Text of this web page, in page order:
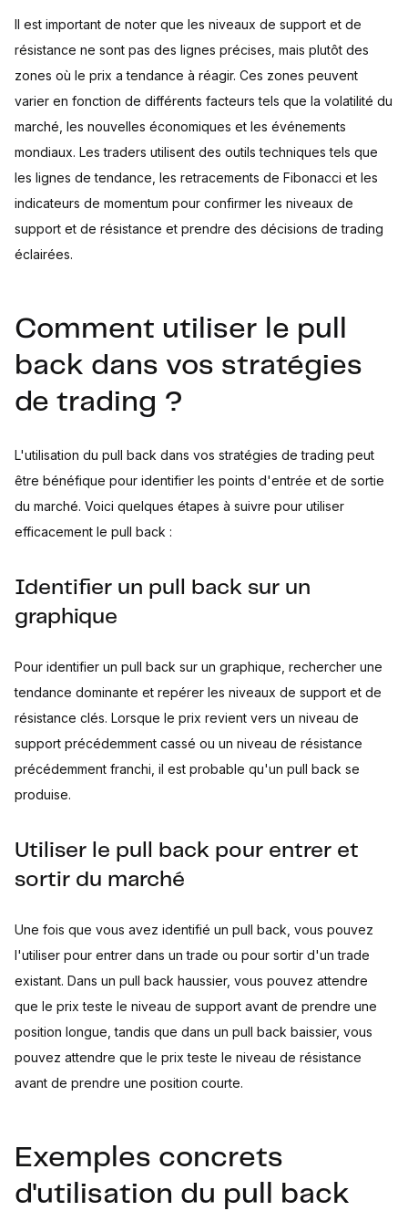
Il est important de noter que les niveaux de support et de
résistance ne sont pas des lignes précises, mais plutôt des
zones où le prix a tendance à réagir. Ces zones peuvent
varier en fonction de différents facteurs tels que la volatilité du
marché, les nouvelles économiques et les événements
mondiaux. Les traders utilisent des outils techniques tels que
les lignes de tendance, les retracements de Fibonacci et les
indicateurs de momentum pour confirmer les niveaux de
support et de résistance et prendre des décisions de trading
éclairées.
Comment utiliser le pull
back dans vos stratégies
de trading ?
L'utilisation du pull back dans vos stratégies de trading peut
être bénéfique pour identifier les points d'entrée et de sortie
du marché. Voici quelques étapes à suivre pour utiliser
efficacement le pull back :
Identifier un pull back sur un
graphique
Pour identifier un pull back sur un graphique, rechercher une
tendance dominante et repérer les niveaux de support et de
résistance clés. Lorsque le prix revient vers un niveau de
support précédemment cassé ou un niveau de résistance
précédemment franchi, il est probable qu'un pull back se
produise.
Utiliser le pull back pour entrer et
sortir du marché
Une fois que vous avez identifié un pull back, vous pouvez
l'utiliser pour entrer dans un trade ou pour sortir d'un trade
existant. Dans un pull back haussier, vous pouvez attendre
que le prix teste le niveau de support avant de prendre une
position longue, tandis que dans un pull back baissier, vous
pouvez attendre que le prix teste le niveau de résistance
avant de prendre une position courte.
Exemples concrets
d'utilisation du pull back